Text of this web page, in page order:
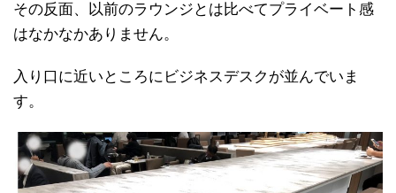
その反面、以前のラウンジとは比べてプライベート感
はなかなかありません。
入り口に近いところにビジネスデスクが並んでいま
す。